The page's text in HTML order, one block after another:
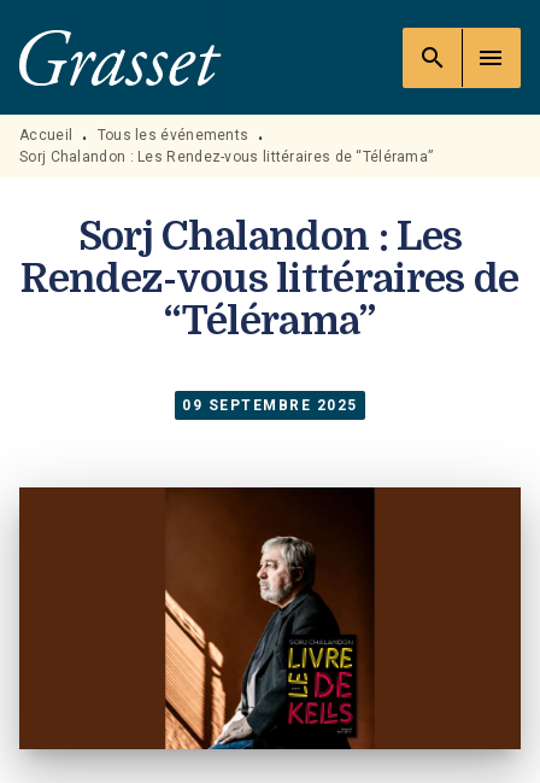
MENU RECHERCHE
PIED DE PAGE
search menu
Accueil • Tous les événements
•
Sorj Chalandon : Les Rendez-vous littéraires de “Télérama”
Sorj Chalandon : Les
Rendez-vous littéraires de
“Télérama”
09 SEPTEMBRE 2025